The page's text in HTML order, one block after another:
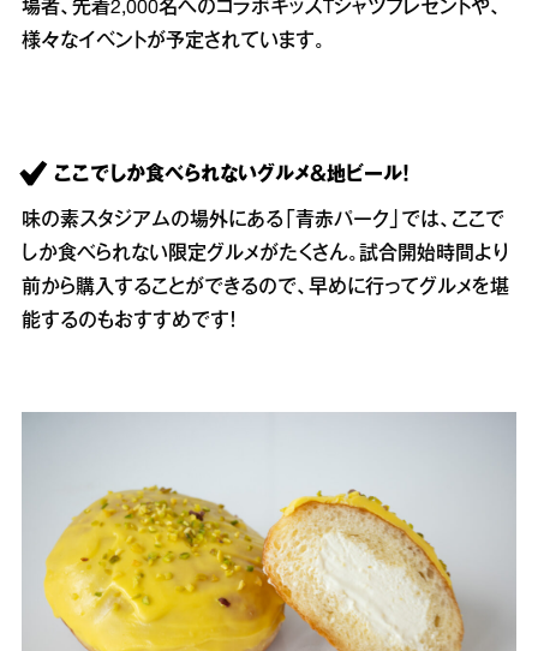
場者、先着2,000名へのコラボキッズTシャツプレゼントや、
様々なイベントが予定されています。
ここでしか食べられないグルメ＆地ビール！
味の素スタジアムの場外にある「青赤パーク」では、ここで
しか食べられない限定グルメがたくさん。試合開始時間より
前から購入することができるので、早めに行ってグルメを堪
能するのもおすすめです！